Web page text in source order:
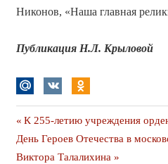
Никонов, «Наша главная
Публикация Н.Л. Крыловой
Навигация
по
Предыдущая
публикация
К 255-летию учреждения
Следующая
публикация
День Героев Отечества в
Виктора Талалихина